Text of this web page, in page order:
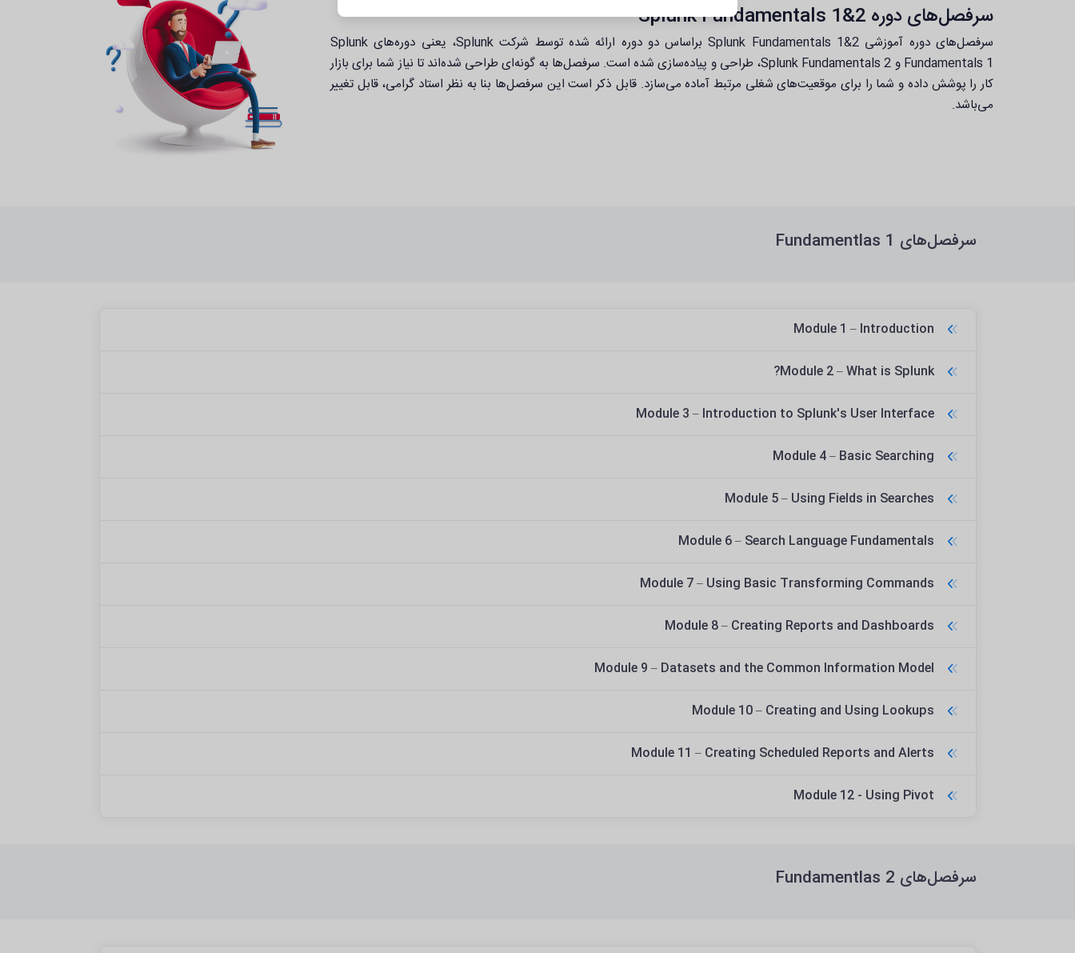
سرفصل‌های دوره Splunk Fundamentals 1&2
سرفصل‌های دوره آموزشی Splunk Fundamentals 1&2 براساس دو دوره ارائه شده توسط شرکت Splunk، یعنی دوره‌های Splunk
Fundamentals 1 و Splunk Fundamentals 2، طراحی و پیاده‌سازی شده است. سرفصل‌ها به گونه‌ای طراحی شده‌اند تا نیاز شما برای بازار
کار را پوشش داده و شما را برای موقعیت‌های شغلی مرتبط آماده می‌سازد. قابل ذکر است این سرفصل‌ها بنا به نظر استاد گرامی، قابل تغییر
می‌باشد.
سرفصل‌های Fundamentlas 1
Module 1 – Introduction
Module 2 – What is Splunk?
Module 3 – Introduction to Splunk's User Interface
Module 4 – Basic Searching
Module 5 – Using Fields in Searches
Module 6 – Search Language Fundamentals
Module 7 – Using Basic Transforming Commands
Module 8 – Creating Reports and Dashboards
Module 9 – Datasets and the Common Information Model
Module 10 – Creating and Using Lookups
Module 11 – Creating Scheduled Reports and Alerts
Module 12 - Using Pivot
سرفصل‌های Fundamentlas 2